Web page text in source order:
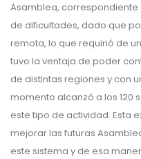
Asamblea, correspondiente
de dificultades, dado que
remota, lo que requirió de
tuvo la ventaja de poder
de distintas regiones y con
momento alcanzó a los
este tipo de actividad. Esta
mejorar las futuras
este sistema y de esa